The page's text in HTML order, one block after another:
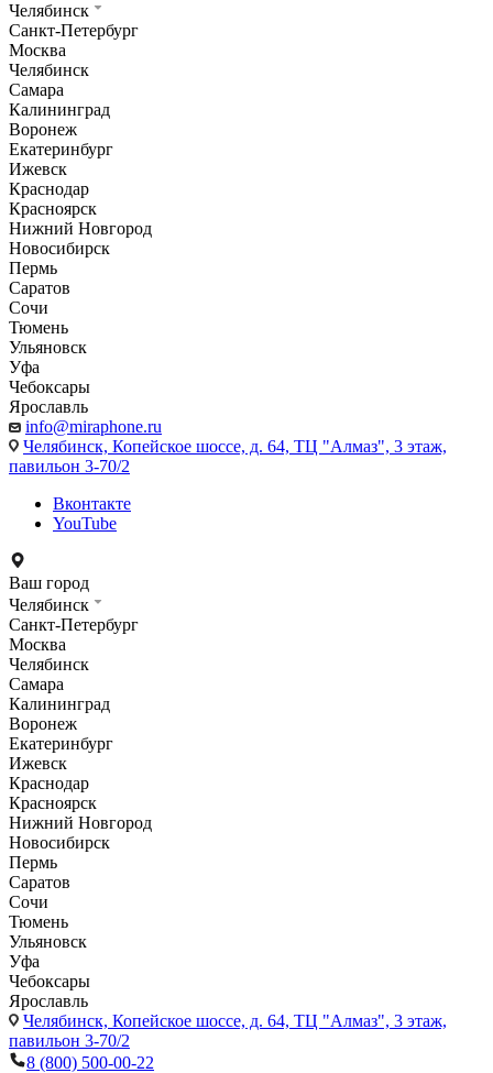
Челябинск
Санкт-Петербург
Москва
Челябинск
Самара
Калининград
Воронеж
Екатеринбург
Ижевск
Краснодар
Красноярск
Нижний Новгород
Новосибирск
Пермь
Саратов
Сочи
Тюмень
Ульяновск
Уфа
Чебоксары
Ярославль
info@miraphone.ru
Челябинск, Копейское шоссе, д. 64, ТЦ "Алмаз", 3 этаж,
павильон 3-70/2
Вконтакте
YouTube
Ваш город
Челябинск
Санкт-Петербург
Москва
Челябинск
Самара
Калининград
Воронеж
Екатеринбург
Ижевск
Краснодар
Красноярск
Нижний Новгород
Новосибирск
Пермь
Саратов
Сочи
Тюмень
Ульяновск
Уфа
Чебоксары
Ярославль
Челябинск, Копейское шоссе, д. 64, ТЦ "Алмаз", 3 этаж,
павильон 3-70/2
8 (800) 500-00-22